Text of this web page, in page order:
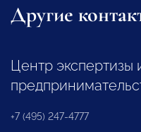
Другие
Центр экспертизы
+7 (495) 247-4777